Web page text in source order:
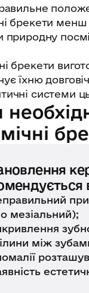
брекети менш
природну
брекети
їхню
системи
мезіальний);
між